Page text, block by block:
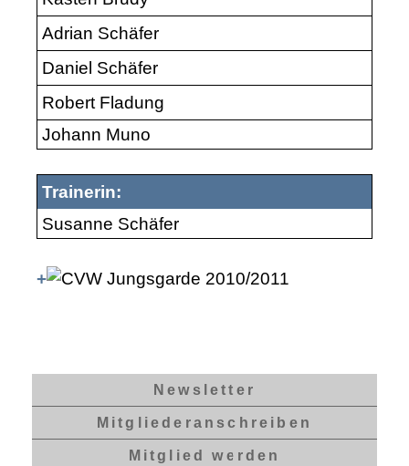
Adrian Schäfer
Daniel Schäfer
Robert Fladung
Johann Muno
Trainerin:
Susanne Schäfer
+
Newsletter
Mitgliederanschreiben
Mitglied werden